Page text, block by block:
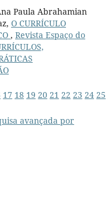
Paula Abrahamian
O CURRÍCULO
, Revista Espaço do
17 18 19 20 21 22 23 24 25
avançada por